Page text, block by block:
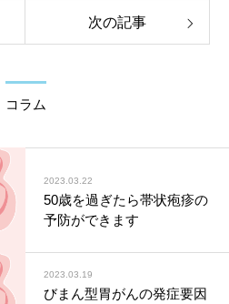
次の記事
コラム
2023.03.22
50歳を過ぎたら帯状疱疹の
予防ができます
2023.03.19
びまん型胃がんの発症要因